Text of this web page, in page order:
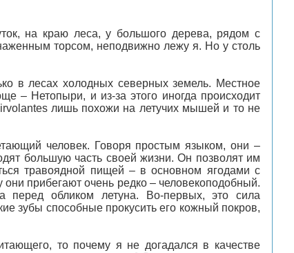
на краю леса, у большого дерева, рядом с
торсом, неподвижно лежу я. Но у столь
в лесах холодных северных земель. Местное
– Нетопыри, и из-за этого иногда происходит
лишь похожи на летучих мышей и то не
человек. Говоря простым языком, они –
большую часть своей жизни. Он позволят им
травоядной пищей – в основном ягодами с
они прибегают очень редко – человекоподобный.
перед обликом летуна. Во-первых, это сила
зубы способные прокусить его кожный покров,
то почему я не догадался в качестве